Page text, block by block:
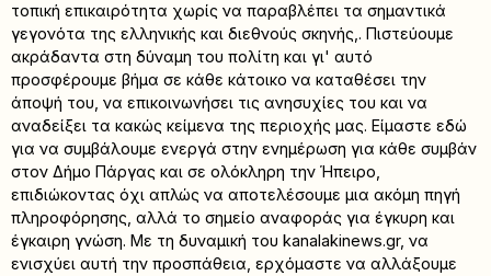
τοπική επικαιρότητα χωρίς να παραβλέπει τα σημαντικά
γεγονότα της ελληνικής και διεθνούς σκηνής,. Πιστεύουμε
ακράδαντα στη δύναμη του πολίτη και γι' αυτό
προσφέρουμε βήμα σε κάθε κάτοικο να καταθέσει την
άποψή του, να επικοινωνήσει τις ανησυχίες του και να
αναδείξει τα κακώς κείμενα της περιοχής μας. Είμαστε εδώ
για να συμβάλουμε ενεργά στην ενημέρωση για κάθε συμβάν
στον Δήμο Πάργας και σε ολόκληρη την Ήπειρο,
επιδιώκοντας όχι απλώς να αποτελέσουμε μια ακόμη πηγή
πληροφόρησης, αλλά το σημείο αναφοράς για έγκυρη και
έγκαιρη γνώση. Με τη δυναμική του kanalakinews.gr, να
ενισχύει αυτή την προσπάθεια, ερχόμαστε να αλλάξουμε